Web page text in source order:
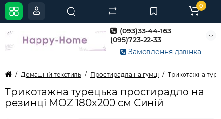
(093)33-44-163
(095)723-22-33
Замовлення дзвінка
0
Домашній текстиль Простирадла на гумці Трикотажна
Трикотажна турецька простирадло на
резинці MOZ 180х200 см Синій